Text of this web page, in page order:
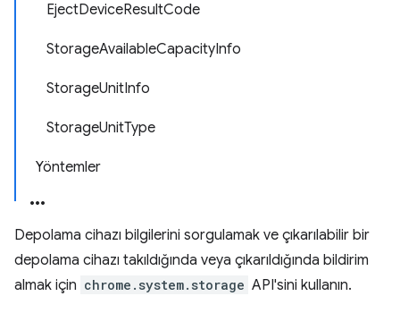
EjectDeviceResultCode
StorageAvailableCapacityInfo
StorageUnitInfo
StorageUnitType
Yöntemler
Depolama cihazı bilgilerini sorgulamak ve çıkarılabilir bir
depolama cihazı takıldığında veya çıkarıldığında bildirim
almak için chrome.system.storage API'sini kullanın.